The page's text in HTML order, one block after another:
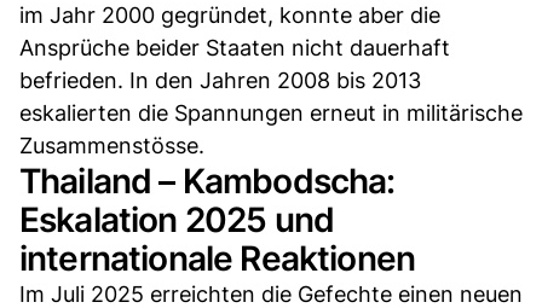
im Jahr 2000 gegründet, konnte aber die
Ansprüche beider Staaten nicht dauerhaft
befrieden. In den Jahren 2008 bis 2013
eskalierten die Spannungen erneut in militärische
Zusammenstösse.
Thailand – Kambodscha:
Eskalation 2025 und
internationale Reaktionen
Im Juli 2025 erreichten die Gefechte einen neuen